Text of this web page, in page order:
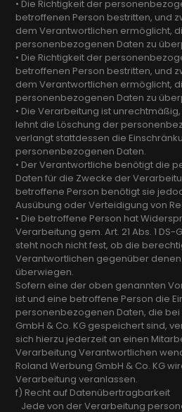
• Die Richtigkeit der
betroffenen Person bestritten, und
dem Verantwortlichen ermöglicht,
personenbezogenen Daten zu
• Die Richtigkeit der
betroffenen Person bestritten, und
dem Verantwortlichen ermöglicht,
personenbezogenen Daten zu
• Die Verarbeitung ist
lehnt die Löschung der
verlangt stattdessen die
personenbezogenen Daten.
• Der Verantwortliche benötigt die
Daten für die Zwecke der
betroffene Person benötigt sie
Ausübung oder Verteidigung von
• Die betroffene Person hat
Verarbeitung gem. Art. 21 Abs. 1
steht noch nicht fest, ob die
Verantwortlichen gegenüber
überwiegen.
Sofern eine der oben genannten
ist und eine betroffene Person die
personenbezogenen Daten, die
GmbH & Co. KG gespeichert sind,
sich hierzu jederzeit an einen
Verarbeitung Verantwortlichen
Roland Werbung GmbH & Co. KG
Verarbeitung veranlassen.
f) Recht auf Datenübertragbarkeit
Jede von der Verarbeitung